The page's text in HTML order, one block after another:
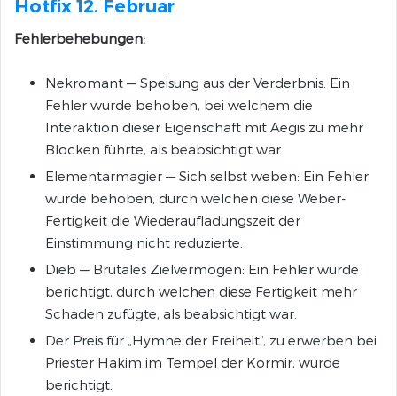
Hotfix 12. Februar
Fehlerbehebungen:
Nekromant — Speisung aus der Verderbnis: Ein
Fehler wurde behoben, bei welchem die
Interaktion dieser Eigenschaft mit Aegis zu mehr
Blocken führte, als beabsichtigt war.
Elementarmagier — Sich selbst weben: Ein Fehler
wurde behoben, durch welchen diese Weber-
Fertigkeit die Wiederaufladungszeit der
Einstimmung nicht reduzierte.
Dieb — Brutales Zielvermögen: Ein Fehler wurde
berichtigt, durch welchen diese Fertigkeit mehr
Schaden zufügte, als beabsichtigt war.
Der Preis für „Hymne der Freiheit“, zu erwerben bei
Priester Hakim im Tempel der Kormir, wurde
berichtigt.